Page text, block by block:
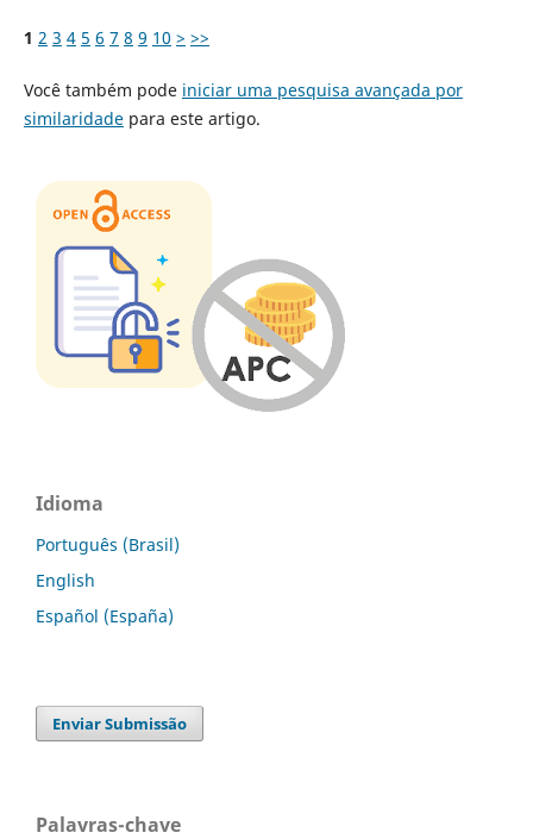
1 2 3 4 5 6 7 8 9 10 > >>
Você também pode iniciar uma pesquisa avançada por
similaridadepara este artigo.
Idioma
Português (Brasil)
English
Español (España)
Enviar Submissão
Palavras-chave